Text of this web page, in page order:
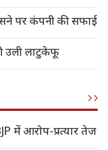
पर कंपनी की सफाई
उली लाटुकेफू
में आरोप-प्रत्यार तेज